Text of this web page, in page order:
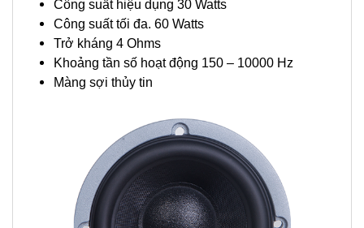
g
Công suất hiệu dụng 30 Watts
Công suất tối đa. 60 Watts
Trở kháng 4 Ohms
Khoảng tần số hoạt động 150 – 10000 Hz
Màng sợi thủy tin